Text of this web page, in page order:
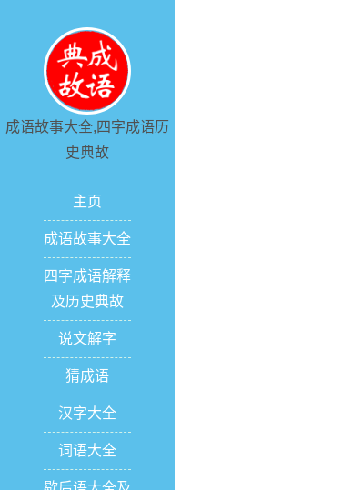
成语故事大全,四字成语历
史典故
主页
成语故事大全
四字成语解释
及历史典故
说文解字
猜成语
汉字大全
词语大全